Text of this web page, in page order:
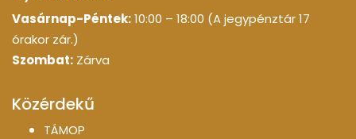
Vasárnap-Péntek:10:00 – 18:00 (A jegypénztár 17
órakor zár.)
Szombat: Zárva
Közérdekű
TÁMOP